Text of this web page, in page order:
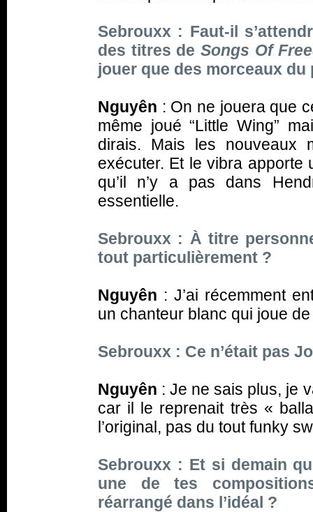
Sebrouxx : Faut-il
des titres de Songs Of
jouer que des morceaux du
Nguyên : On ne jouera que
même joué “Little Wing”
dirais. Mais les nouveaux
exécuter. Et le vibra apporte
qu’il n’y a pas dans
essentielle.
Sebrouxx : À titre
tout particulièrement ?
Nguyên : J’ai récemment
un chanteur blanc qui joue
Sebrouxx : Ce n’était pas
Nguyên : Je ne sais plus, je
car il le reprenait très «
l’original, pas du tout funky
Sebrouxx : Et si demain
une de tes
réarrangé dans l’idéal ?